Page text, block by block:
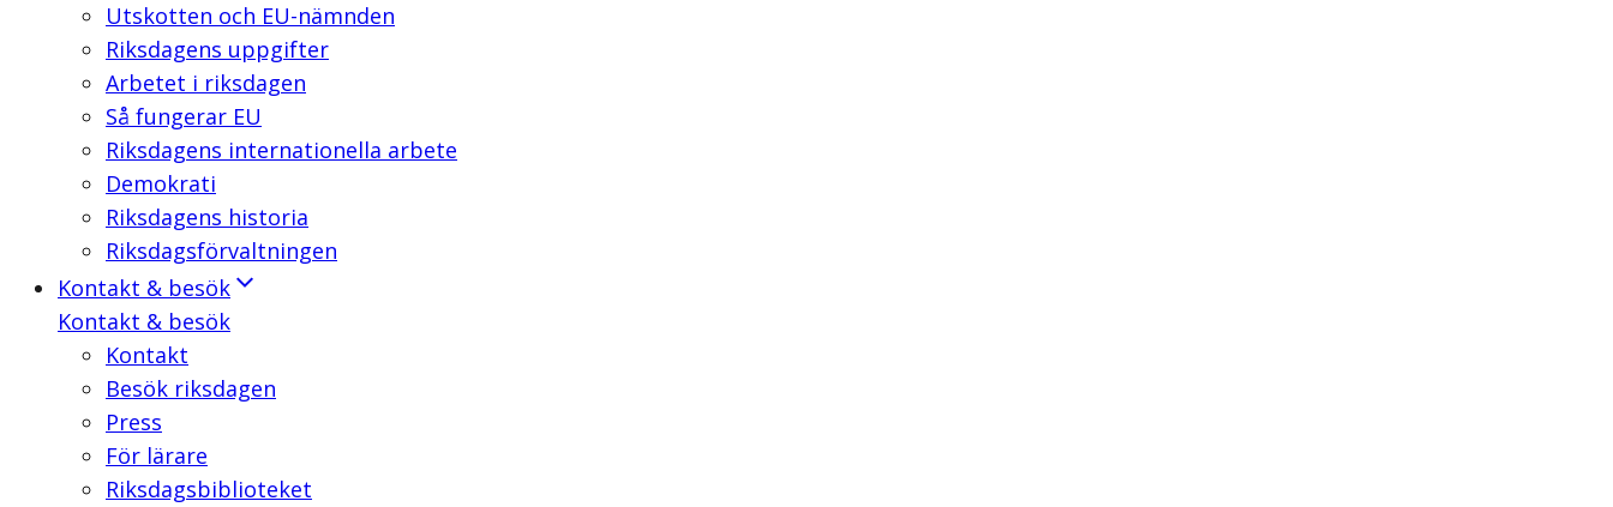
Utskotten och EU-nämnden
Riksdagens uppgifter
Arbetet i riksdagen
Så fungerar EU
Riksdagens internationella arbete
Demokrati
Riksdagens historia
Riksdagsförvaltningen
Kontakt & besök
Kontakt & besök
Kontakt
Besök riksdagen
Press
För lärare
Riksdagsbiblioteket